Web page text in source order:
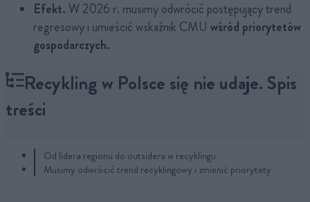
Efekt. W 2026 r. musimy odwrócić postępujący trend
regresowy i umieścić wskaźnik CMU wśród priorytetów
gospodarczych.
Recykling w Polsce się nie udaje. Spis
treści
Od lidera regionu do outsidera w recyklingu
Musimy odwrócić trend recyklingowy i zmienić priorytety